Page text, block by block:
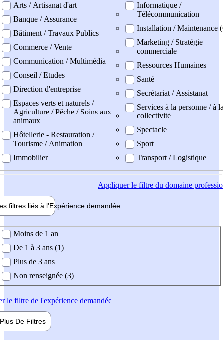
Arts / Artisanat d'art
Banque / Assurance
Bâtiment / Travaux Publics
Commerce / Vente
Communication / Multimédia
Conseil / Etudes
Direction d'entreprise
Espaces verts et naturels /
Agriculture / Pêche / Soins aux
animaux
Hôtellerie - Restauration /
Tourisme / Animation
Immobilier
Informatique /
Télécommunication
Installation / Maintenance
Marketing / Stratégie
commerciale
Ressources Humaines
Santé
Secrétariat / Assistanat
Services à la personne / à la
collectivité
Spectacle
Sport
Transport / Logistique
Appliquerle filtre du domaine
filtres liés à l'Expérience demandée
demandée
Moins de 1 an
De 1 à 3 ans (1)
Plus de 3 ans
Non renseignée (3)
le filtre de l'expérience demandée
Plus De Filtres